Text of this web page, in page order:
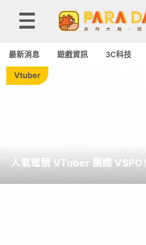
玩
Paradaily
-
最新消息 遊戲資訊 3C科技
Vtuber
人氣電競 VTuber 團體 VSPO! 海外限定聯